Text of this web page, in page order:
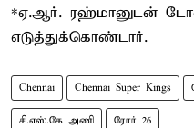
*ஏ.ஆர். ரஹ்மானுடன்
எடுத்துக்கொண்டார்.
Chennai Chennai Super Kings
சி.எஸ்.கே அணி ரோர் 26